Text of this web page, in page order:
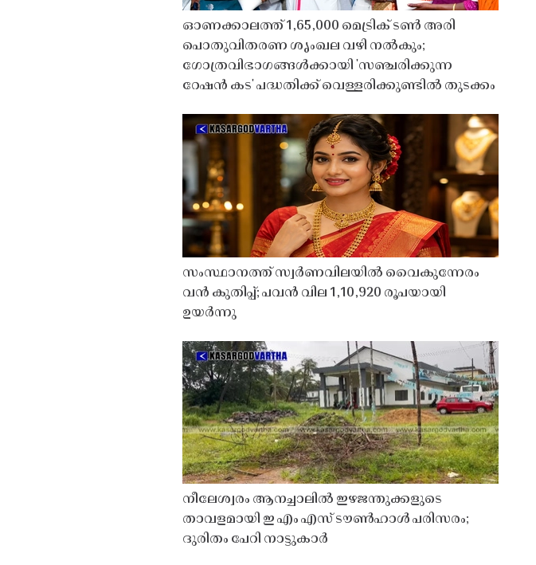
ഓണക്കാലത്ത് 1,65,000 മെട്രിക് ടൺ അരി
പൊതുവിതരണ ശൃംഖല വഴി നൽകും;
ഗോത്രവിഭാഗങ്ങൾക്കായി 'സഞ്ചരിക്കുന്ന
റേഷൻ കട' പദ്ധതിക്ക് വെള്ളരിക്കുണ്ടിൽ തുടക്കം
സംസ്ഥാനത്ത് സ്വർണവിലയിൽ വൈകുന്നേരം
വൻ കുതിപ്പ്; പവൻ വില 1,10,920 രൂപയായി
ഉയർന്നു
നീലേശ്വരം ആനച്ചാലിൽ ഇഴജന്തുക്കളുടെ
താവളമായി ഇ എം എസ് ടൗൺഹാൾ പരിസരം;
ദുരിതം പേറി നാട്ടുകാർ